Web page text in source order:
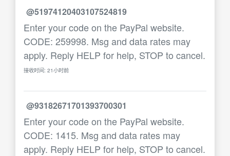
@51974120403107524819
Enter your code on the PayPal website.
CODE: 259998. Msg and data rates may
apply. Reply HELP for help, STOP to cancel.
接收时间: 21小时前
@93182671701393700301
Enter your code on the PayPal website.
CODE: 1415. Msg and data rates may
apply. Reply HELP for help, STOP to cancel.